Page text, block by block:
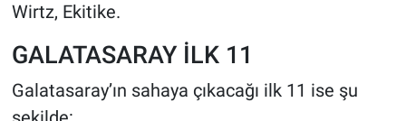
Wirtz, Ekitike.
GALATASARAY İLK 11
Galatasaray’ın sahaya çıkacağı ilk 11 ise şu